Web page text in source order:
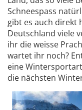
Schneespass
gibt es auch direkt
Deutschland viele
ihr die weisse
wartet ihr noch?
eine
die nächsten